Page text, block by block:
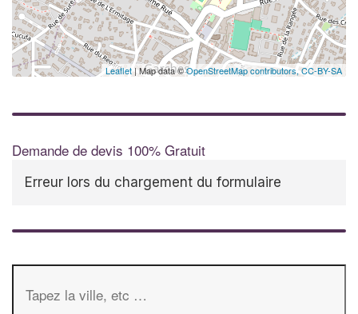
Leaflet| Map data ©OpenStreetMap contributors,CC-BY-SA
Demande de devis 100% Gratuit
Erreur lors du chargement du formulaire